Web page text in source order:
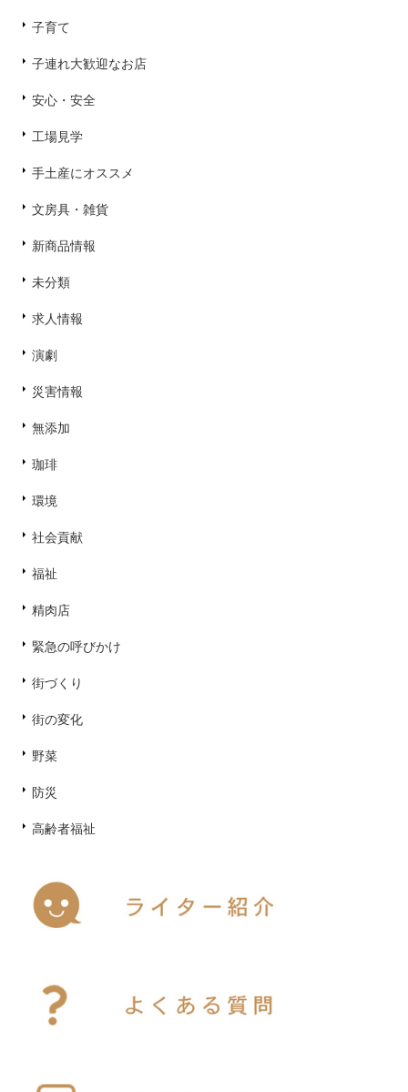
子育て
子連れ大歓迎なお店
安心・安全
工場見学
手土産にオススメ
文房具・雑貨
新商品情報
未分類
求人情報
演劇
災害情報
無添加
珈琲
環境
社会貢献
福祉
精肉店
緊急の呼びかけ
街づくり
街の変化
野菜
防災
高齢者福祉